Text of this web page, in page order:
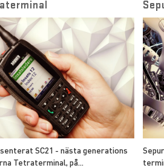
SC21 - nästa generations
Tetraterminal, på...